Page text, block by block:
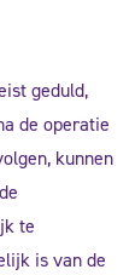
geduld,
de operatie
kunnen
te
is van de